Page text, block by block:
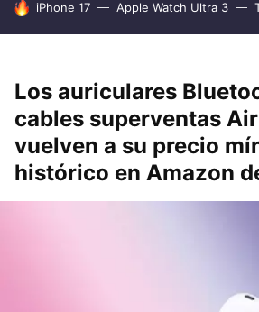
HOY SE HABLA DE
iPhone 17 Apple Watch Ultra 3
Los auriculares
cables superventas
vuelven a su precio
histórico en Amazon